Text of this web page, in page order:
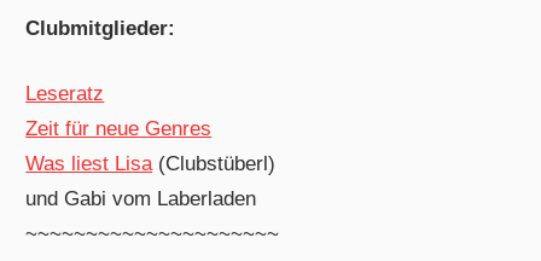
Clubmitglieder:
Leseratz
Zeit für neue Genres
Was liest Lisa(Clubstüberl)
und Gabi vom Laberladen
~~~~~~~~~~~~~~~~~~~~~